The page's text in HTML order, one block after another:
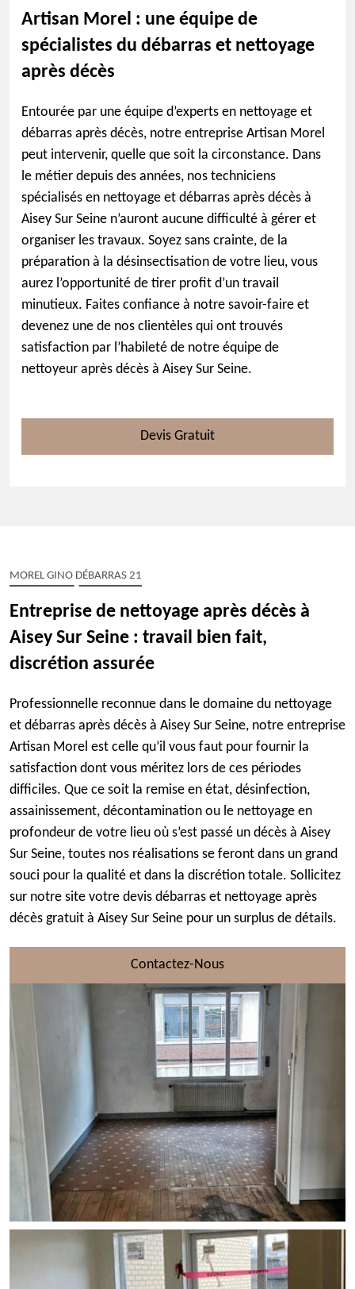
Artisan Morel : une équipe de
spécialistes du débarras et nettoyage
après décès
Entourée par une équipe d’experts en nettoyage et
débarras après décès, notre entreprise Artisan Morel
peut intervenir, quelle que soit la circonstance. Dans
le métier depuis des années, nos techniciens
spécialisés en nettoyage et débarras après décès à
Aisey Sur Seine n’auront aucune difficulté à gérer et
organiser les travaux. Soyez sans crainte, de la
préparation à la désinsectisation de votre lieu, vous
aurez l’opportunité de tirer profit d’un travail
minutieux. Faites confiance à notre savoir-faire et
devenez une de nos clientèles qui ont trouvés
satisfaction par l’habileté de notre équipe de
nettoyeur après décès à Aisey Sur Seine.
Devis Gratuit
MOREL GINO DÉBARRAS 21
Entreprise de nettoyage après décès à
Aisey Sur Seine : travail bien fait,
discrétion assurée
Professionnelle reconnue dans le domaine du nettoyage
et débarras après décès à Aisey Sur Seine, notre entreprise
Artisan Morel est celle qu’il vous faut pour fournir la
satisfaction dont vous méritez lors de ces périodes
difficiles. Que ce soit la remise en état, désinfection,
assainissement, décontamination ou le nettoyage en
profondeur de votre lieu où s’est passé un décès à Aisey
Sur Seine, toutes nos réalisations se feront dans un grand
souci pour la qualité et dans la discrétion totale. Sollicitez
sur notre site votre devis débarras et nettoyage après
décès gratuit à Aisey Sur Seine pour un surplus de détails.
Contactez-Nous